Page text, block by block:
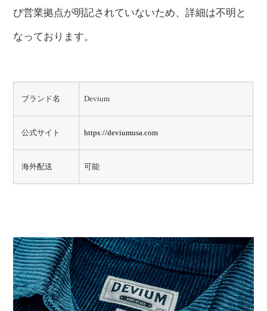
び営業拠点が明記されていないため、詳細は不明と
なっております。
ブランド名 Devium
公式サイト https://deviumusa.com
海外配送 可能